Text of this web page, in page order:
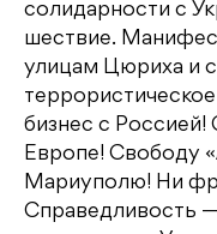
солидарности с
шествие.
улицам Цюриха и
бизнес с
Европе! Свободу
Мариуполю! Ни
Справедливость